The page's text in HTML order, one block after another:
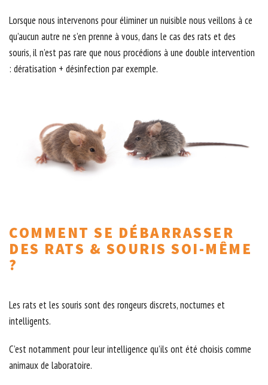
Lorsque nous intervenons pour éliminer un nuisible nous veillons à ce
qu’aucun autre ne s’en prenne à vous, dans le cas des rats et des
souris, il n’est pas rare que nous procédions à une double intervention
: dératisation + désinfection par exemple.
COMMENT SE DÉBARRASSER
DES RATS & SOURIS SOI-MÊME
?
Les rats et les souris sont des rongeurs discrets, nocturnes et
intelligents.
C’est notamment pour leur intelligence qu’ils ont été choisis comme
animaux de laboratoire.